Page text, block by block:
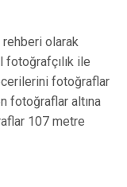
olarak
fotoğrafçılık ile
fotoğraflar
fotoğraflar altına
107 metre